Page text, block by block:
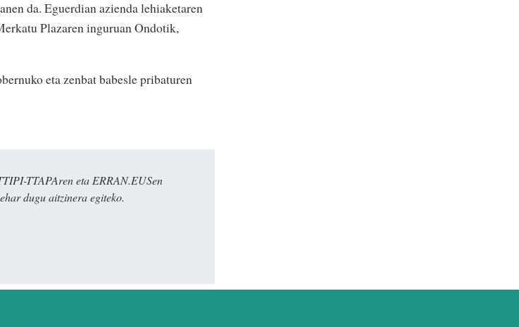
da. Eguerdian azienda lehiaketaren
Plazaren inguruan Ondotik,
eta zenbat babesle pribaturen
TTAPAren eta ERRAN.EUSen
dugu aitzinera egiteko.